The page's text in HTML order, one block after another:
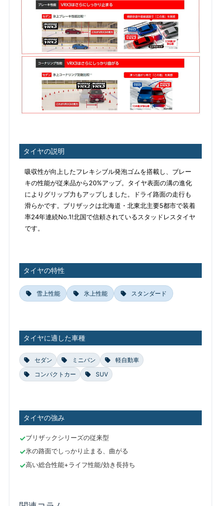
タイヤの説明
吸収性が向上したフレキシブル発泡ゴムを搭載し、ブレー
キの性能が従来品から20%アップ。タイヤ表面の溝の進化
によりグリップ力もアップしました。ドライ路面の走行も
滑らかです。ブリザックは北海道・北東北主要5都市で装着
率24年連続No.1!北国で信頼されているスタッドレスタイヤ
です。
タイヤの特性
雪上性能 氷上性能 スタンダード
タイヤに適した車種
セダン ミニバン
軽自動車
コンパクトカー
SUV
タイヤの強み
ブリザックシリーズの従来型
氷の路面でしっかり止まる、曲がる
高い総合性能+ライフ性能/効き長持ち